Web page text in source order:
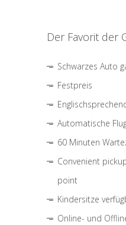
Der Favorit der
Schwarzes Auto
Festpreis
Automatische
60 Minuten
Convenient
point
Kindersitze
Online- und